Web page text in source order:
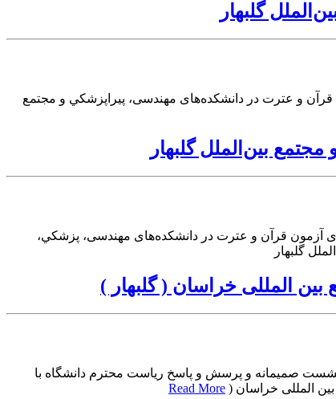
گلبهار
و عترت در دانشکده‌های مهندسی، پيراپزشكي و مجتمع
بین‌الملل گلبهار
آزمون قرآن و عترت در دانشکده‌های مهندسی، پزشكي،
گلبهار
المللی خراسان ( گلبهار )
صمیمانه و پرسش و پاسخ ریاست محترم دانشگاه با
المللی خراسان ( Read More